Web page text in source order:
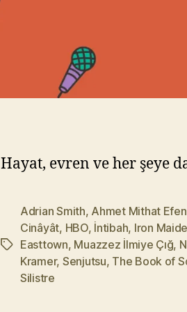
Hayat, evren ve her şeye
Etiketler
Adrian Smith, Ahmet Mithat
Cinâyât, HBO, İntibah, Iron
Easttown, Muazzez İlmiye Çığ,
Kramer, Senjutsu, The Book of
Silistre